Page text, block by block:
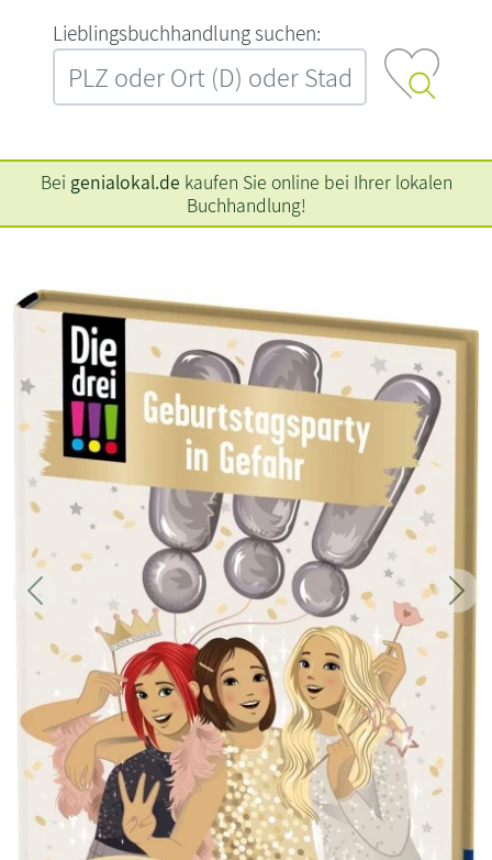
L‍i‍e‍b‍l‍i‍n‍g‍s‍b‍u‍c‍h‍h‍a‍n‍d‍l‍u‍n‍g‍ ‍s‍u‍c‍h‍e‍n‍:‍
Bei genialokal.de kaufen Sie online bei Ihrer lokalen
Buchhandlung!
Zurück